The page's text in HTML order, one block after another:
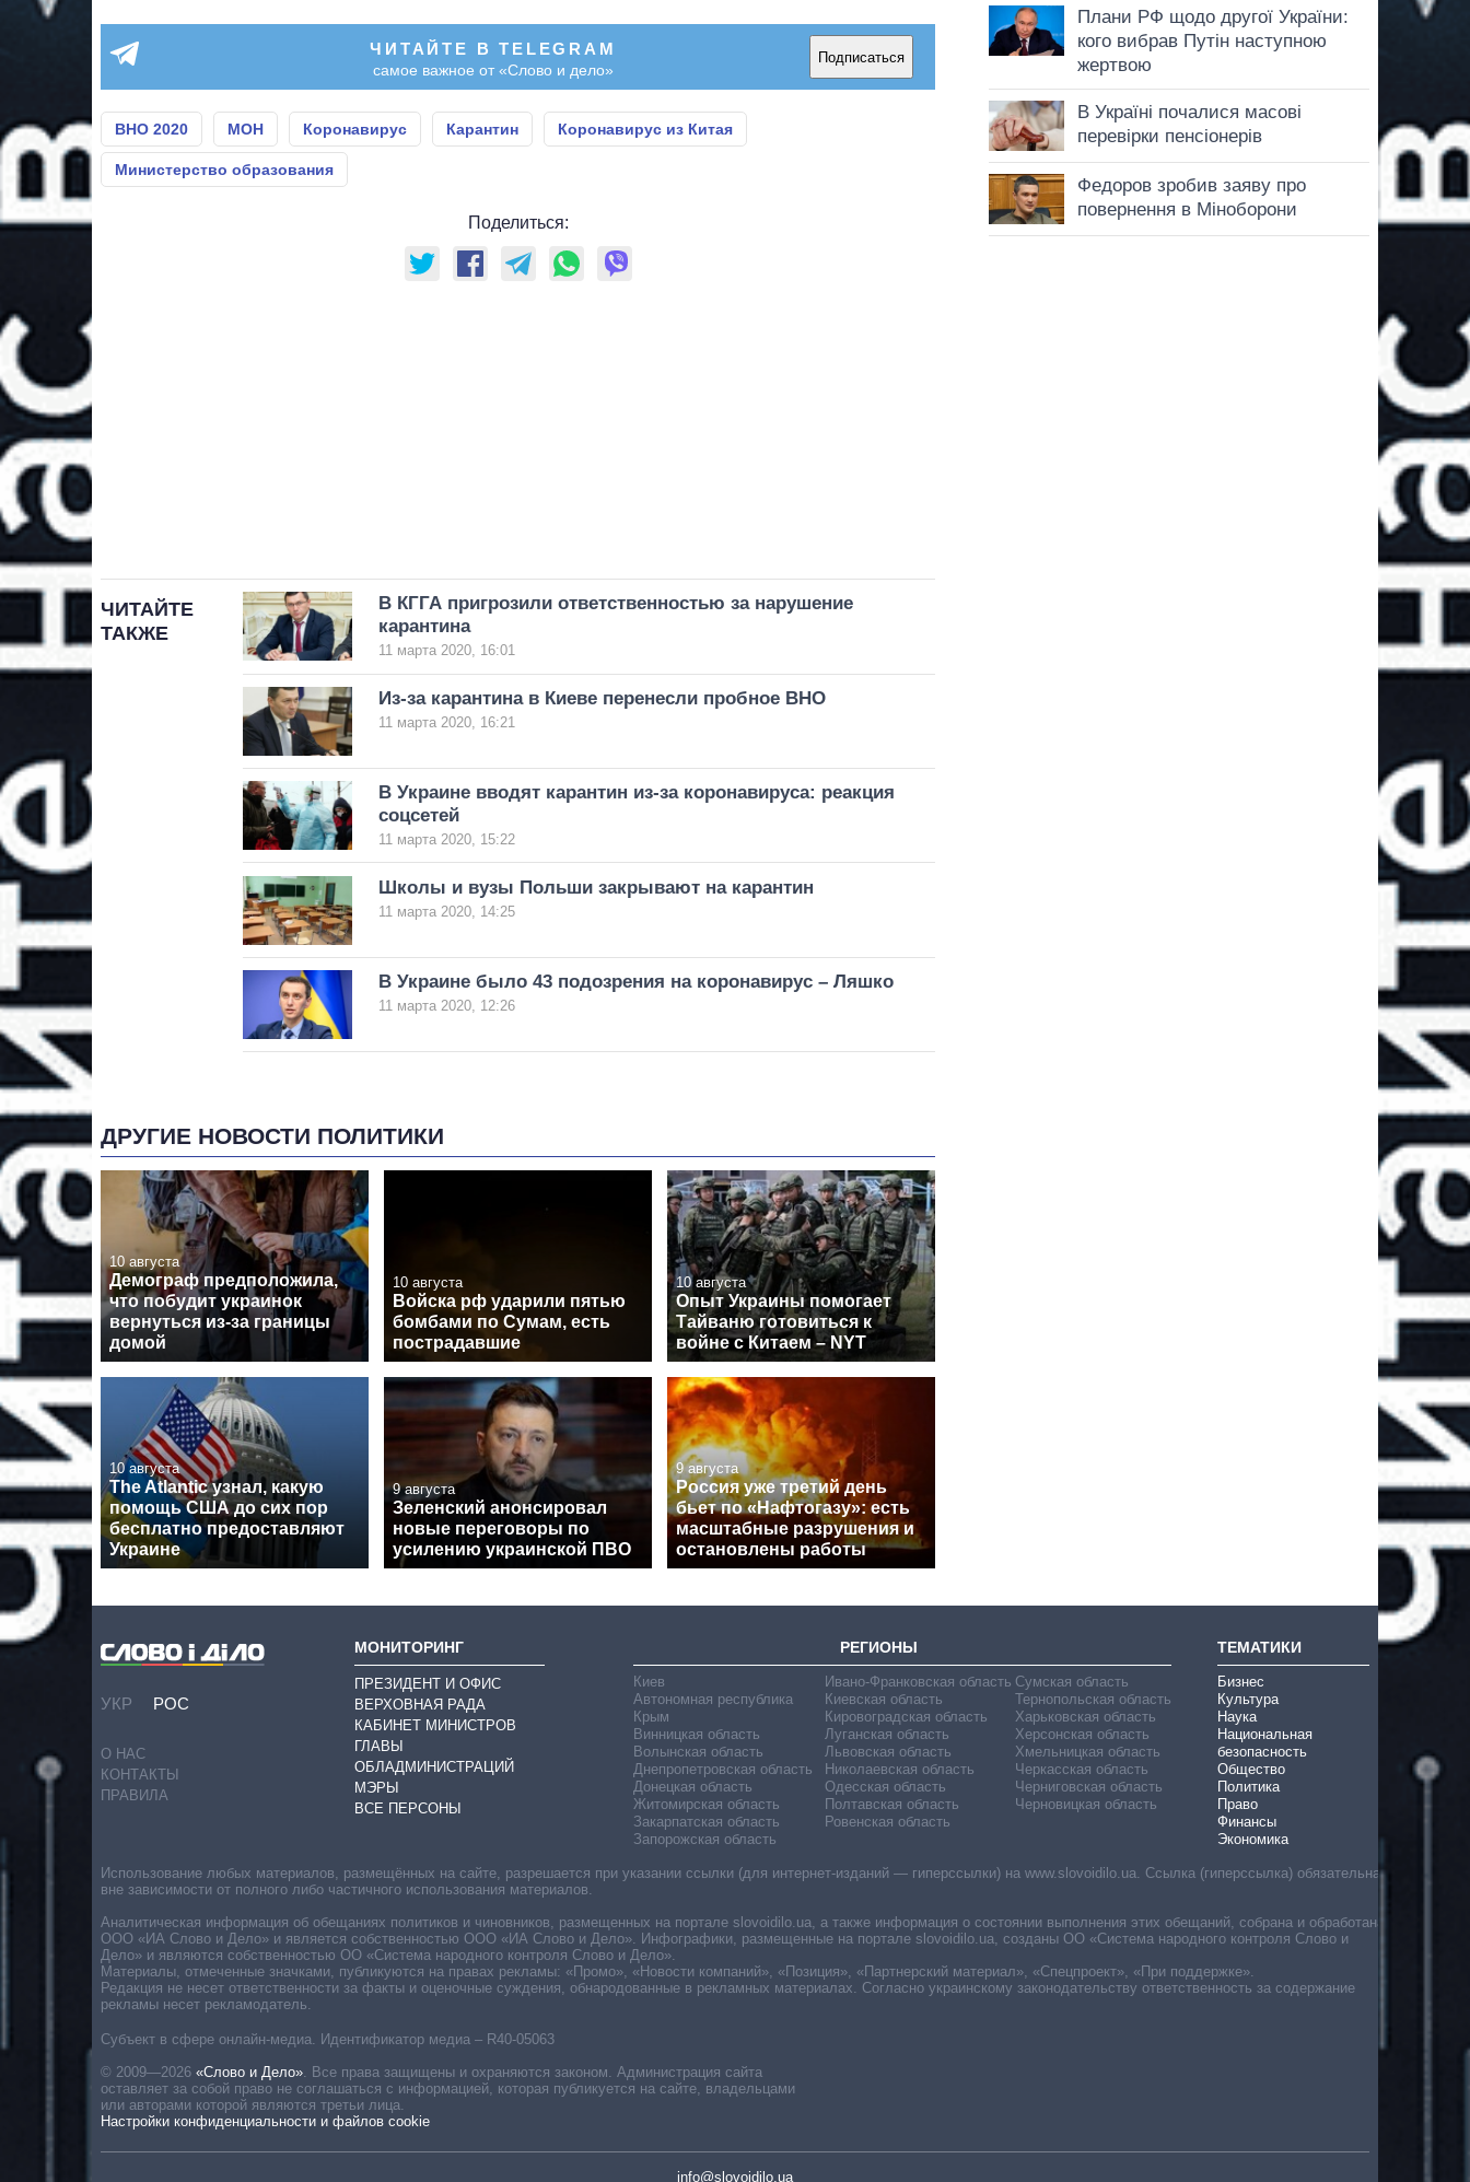
ЧИТАЙТЕ В TELEGRAM
самое важное от «Слово и дело»
Подписаться
ВНО 2020 МОН Коронавирус Карантин Коронавирус из Китая
Министерство образования
Поделиться:
ЧИТАЙТЕ
ТАКЖЕ
В КГГА пригрозили ответственностью за нарушение
карантина
11 марта 2020, 16:01
Из-за карантина в Киеве перенесли пробное ВНО
11 марта 2020, 16:21
В Украине вводят карантин из-за коронавируса: реакция
соцсетей
11 марта 2020, 15:22
Школы и вузы Польши закрывают на карантин
11 марта 2020, 14:25
В Украине было 43 подозрения на коронавирус – Ляшко
11 марта 2020, 12:26
ДРУГИЕ НОВОСТИ ПОЛИТИКИ
10 августа
Демограф предположила,
что побудит украинок
вернуться из-за границы
домой
10 августа
Войска рф ударили пятью
бомбами по Сумам, есть
пострадавшие
10 августа
Опыт Украины помогает
Тайваню готовиться к
войне с Китаем – NYT
10 августа
The Atlantic узнал, какую
помощь США до сих пор
бесплатно предоставляют
Украине
9 августа
Зеленский анонсировал
новые переговоры по
усилению украинской ПВО
9 августа
Россия уже третий день
бьет по «Нафтогазу»: есть
масштабные разрушения и
остановлены работы
УКР РОС
О НАС
КОНТАКТЫ
ПРАВИЛА
МОНИТОРИНГ
ПРЕЗИДЕНТ И ОФИС
ВЕРХОВНАЯ РАДА
КАБИНЕТ МИНИСТРОВ
ГЛАВЫ
ОБЛАДМИНИСТРАЦИЙ
МЭРЫ
ВСЕ ПЕРСОНЫ
РЕГИОНЫ
Киев
Автономная республика
Крым
Винницкая область
Волынская область
Днепропетровская область
Донецкая область
Житомирская область
Закарпатская область
Запорожская область
Ивано-Франковская область
Киевская область
Кировоградская область
Луганская область
Львовская область
Николаевская область
Одесская область
Полтавская область
Ровенская область
Сумская область
Тернопольская область
Харьковская область
Херсонская область
Хмельницкая область
Черкасская область
Черниговская область
Черновицкая область
ТЕМАТИКИ
Бизнес
Культура
Наука
Национальная
безопасность
Общество
Политика
Право
Финансы
Экономика
Субъект в сфере онлайн-медиа. Идентификатор медиа – R40-05063
© 2009—2026 «Слово и Дело». Все права защищены и охраняются законом. Администрация сайта
оставляет за собой право не соглашаться с информацией, которая публикуется на сайте, владельцами
или авторами которой являются третьи лица.
Настройки конфиденциальности и файлов cookie
info@slovoidilo.ua
Использование любых материалов, размещённых на сайте, разрешается при указании ссылки (для интернет-изданий — гиперссылки) на www.slovoidilo.ua. Ссылка (гиперссылка) обязательна
вне зависимости от полного либо частичного использования материалов.
Аналитическая информация об обещаниях политиков и чиновников, размещенных на портале slovoidilo.ua, а также информация о состоянии выполнения этих обещаний, собрана и обработана
ООО «ИА Слово и Дело» и является собственностью ООО «ИА Слово и Дело». Инфографики, размещенные на портале slovoidilo.ua, созданы ОО «Система народного контроля Слово и
Дело» и являются собственностью ОО «Система народного контроля Слово и Дело».
Материалы, отмеченные значками, публикуются на правах рекламы: «Промо», «Новости компаний», «Позиция», «Партнерский материал», «Спецпроект», «При поддержке».
Редакция не несет ответственности за факты и оценочные суждения, обнародованные в рекламных материалах. Согласно украинскому законодательству ответственность за содержание
рекламы несет рекламодатель.